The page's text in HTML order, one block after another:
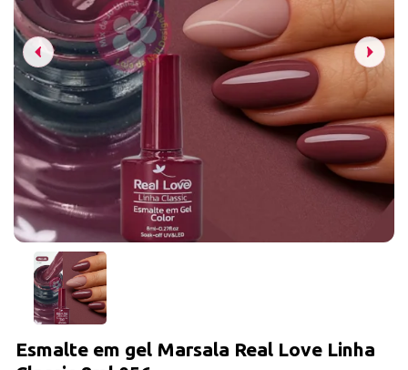
Esmalte em gel Marsala Real Love Linha